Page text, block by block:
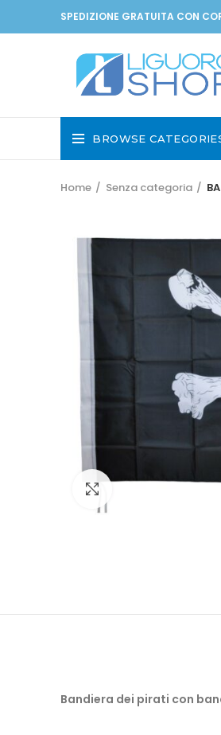
SPEDIZIONE GRATUITA CON
BROWSE
Home Senza categoria
Bandiera dei pirati con